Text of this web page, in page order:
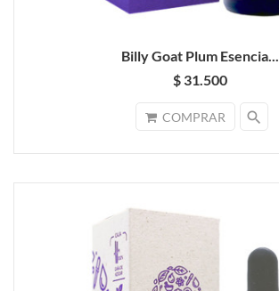
Billy Goat Plum Esencia...
$ 31.500
COMPRAR search